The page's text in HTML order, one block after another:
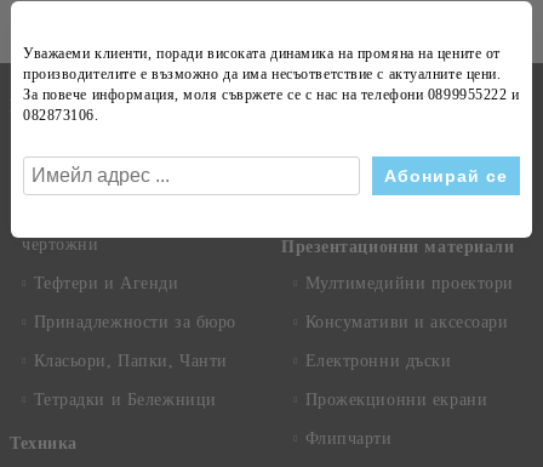
Канцеларски материали
Хартиени продукти
чертожни
Тефтери и Агенди
Принадлежности за бюро
Класьори, Папки, Чанти
Тетрадки и Бележници
Техника
Бележници
Рекламни сувенири
Презентационни материали
Мултимедийни проектори
Консумативи и аксесоари
Електронни дъски
Прожекционни екрани
Флипчарти
Уважаеми клиенти, поради високата динамика на промяна на цените от
производителите е възможно да има несъответствие с актуалните цени.
За повече информация, моля съвржете се с нас на телефони 0899955222 и
082873106.